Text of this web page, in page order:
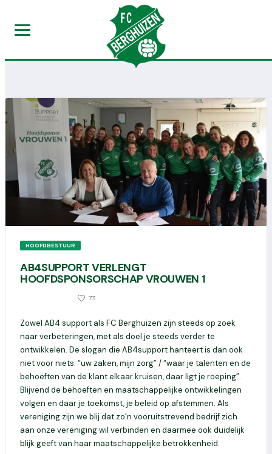
HOOFDBESTUUR
AB4SUPPORT VERLENGT
HOOFDSPONSORSCHAP VROUWEN 1
73
Zowel AB4 support als FC Berghuizen zijn steeds op zoek
naar verbeteringen, met als doel je steeds verder te
ontwikkelen. De slogan die AB4support hanteert is dan ook
niet voor niets: “uw zaken, mijn zorg” / “waar je talenten en de
behoeften van de klant elkaar kruisen, daar ligt je roeping”.
Blijvend de behoeften en maatschappelijke ontwikkelingen
volgen en daar je toekomst, je beleid op afstemmen. Als
vereniging zijn we blij dat zo’n vooruitstrevend bedrijf zich
aan onze vereniging wil verbinden en daarmee ook duidelijk
blijk geeft van haar maatschappelijke betrokkenheid.